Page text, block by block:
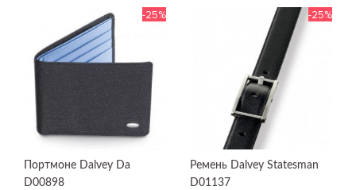
Портмоне Dalvey Da
D00898
-25%
Ремень Dalvey Statesman
D01137
-25%